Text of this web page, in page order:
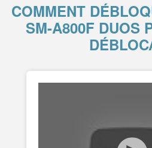
COMMENT
SM-A800F DUOS